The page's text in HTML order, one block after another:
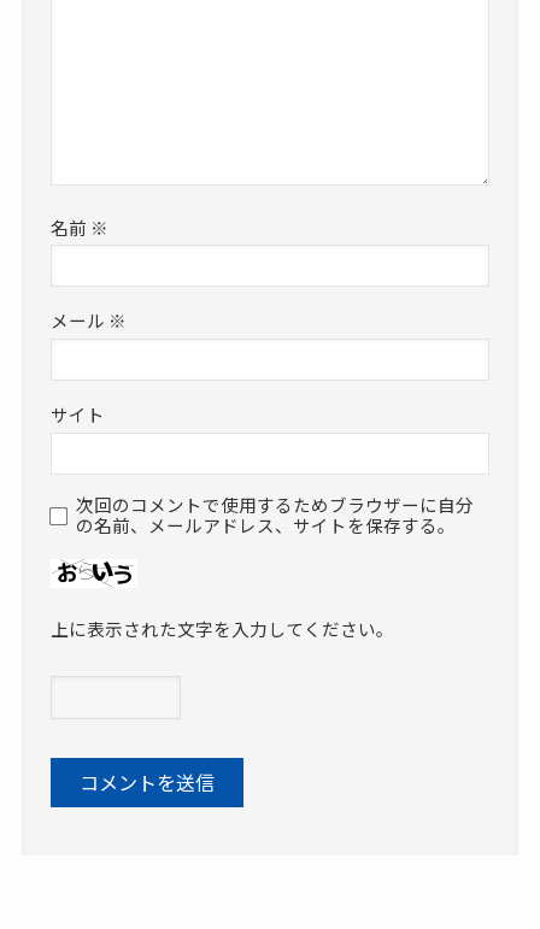
名前 ※
メール ※
サイト
次回のコメントで使用するためブラウザーに自分
の名前、メールアドレス、サイトを保存する。
上に表示された文字を入力してください。